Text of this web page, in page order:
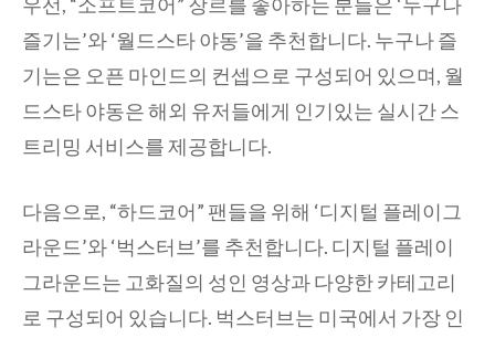
즐기는’와 ‘월드스타 야동’을 추천합니다. 누구나 즐
기는은 오픈 마인드의 컨셉으로 구성되어 있으며, 월
드스타 야동은 해외 유저들에게 인기있는 실시간 스
트리밍 서비스를 제공합니다.
다음으로, “하드코어” 팬들을 위해 ‘디지털 플레이그
라운드’와 ‘벅스터브’를 추천합니다. 디지털 플레이
그라운드는 고화질의 성인 영상과 다양한 카테고리
로 구성되어 있습니다. 벅스터브는 미국에서 가장 인